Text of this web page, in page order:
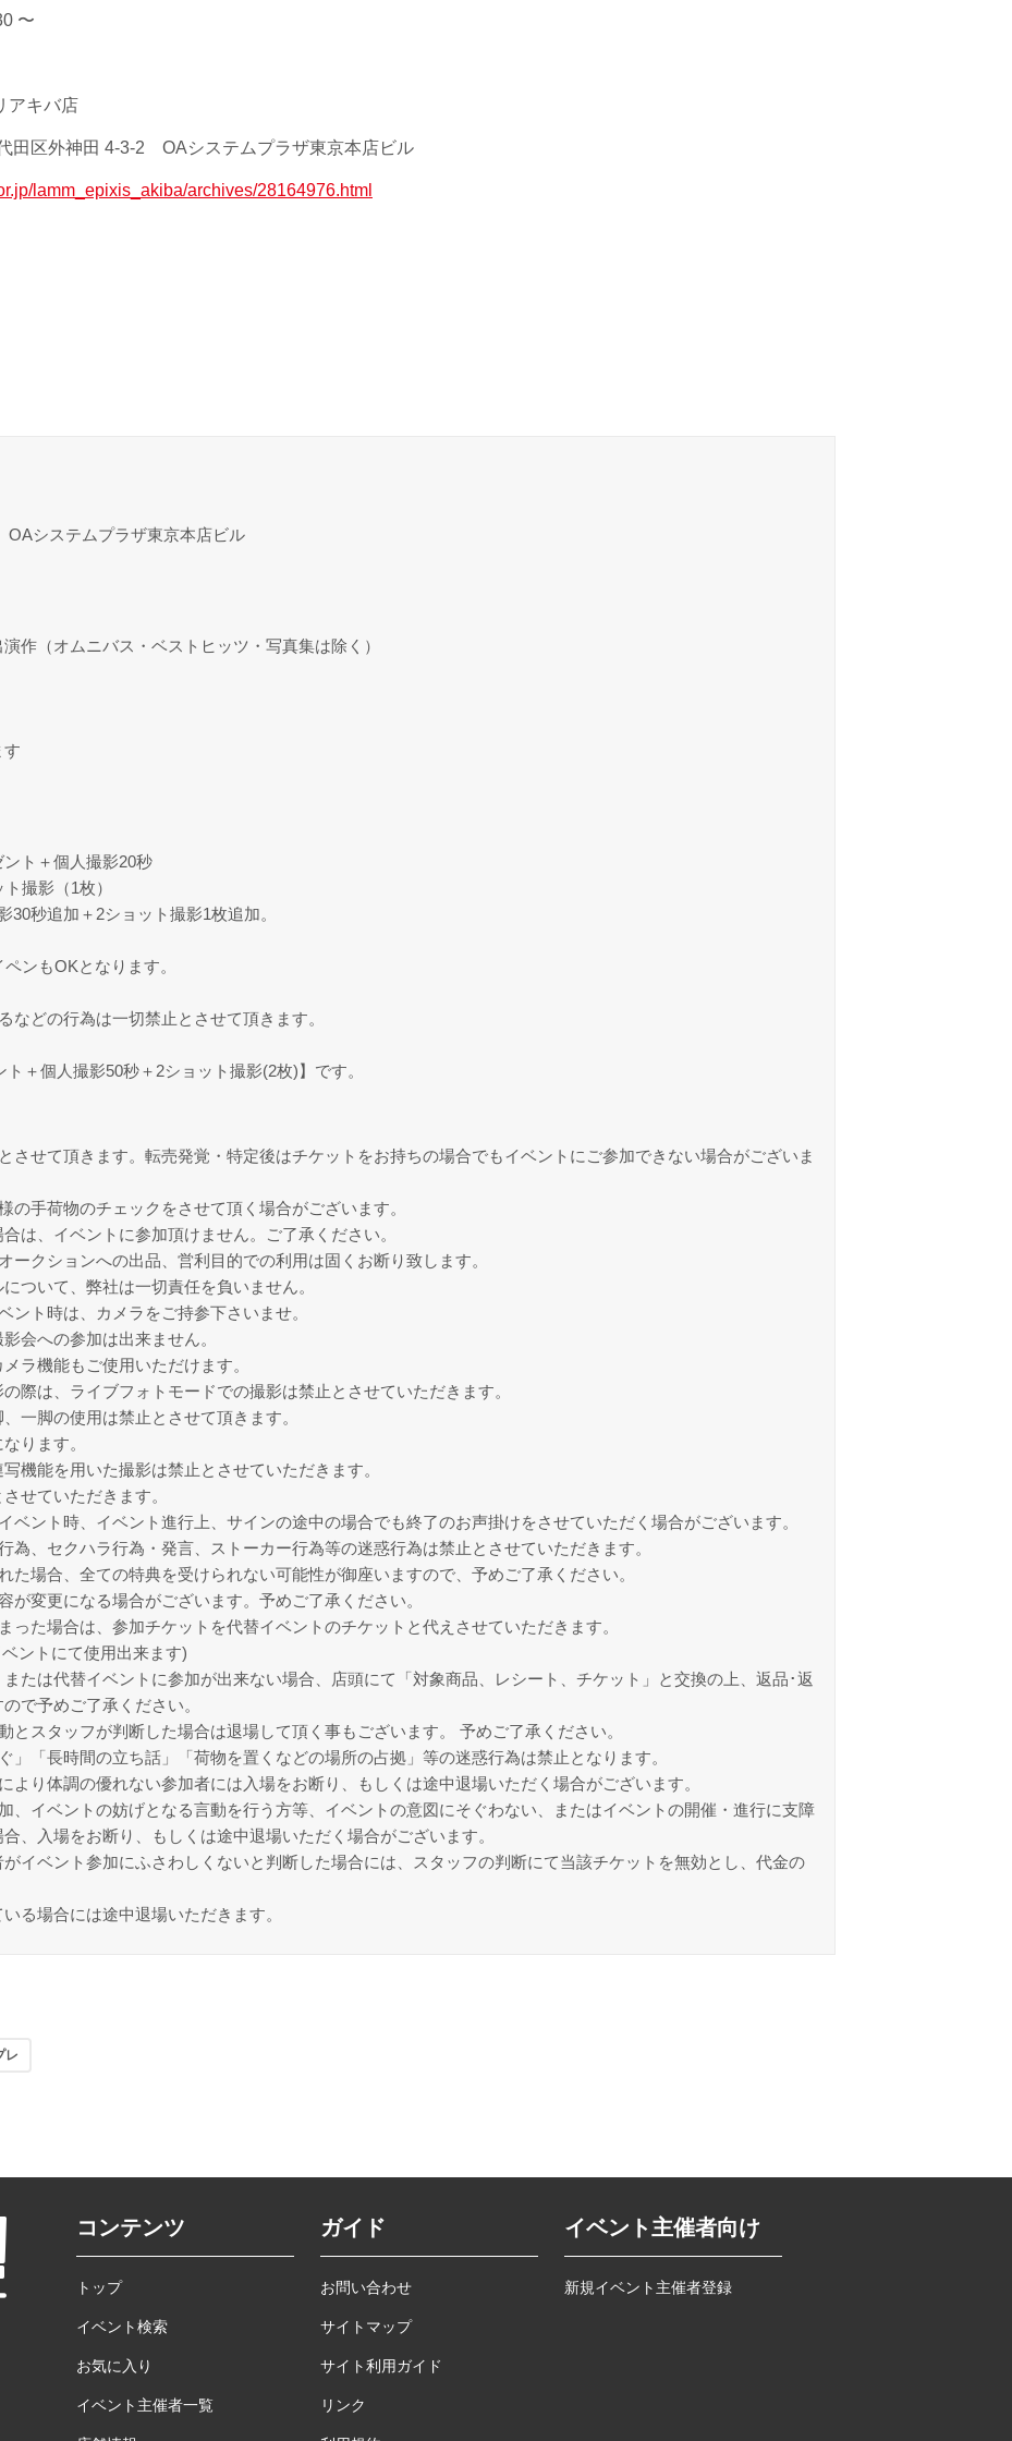
〜
アキバ店
田区外神田 4-3-2 OAシステムプラザ東京本店ビル
lamm_epixis_akiba/archives/28164976.html
システムプラザ東京本店ビル
作（オムニバス・ベストヒッツ・写真集は除く）
す
ント＋個人撮影20秒
撮影（1枚）
30秒追加＋2ショット撮影1枚追加。
ンもOKとなります。
などの行為は一切禁止とさせて頂きます。
＋個人撮影50秒＋2ショット撮影(2枚)】です。
させて頂きます。転売発覚・特定後はチケットをお持ちの場合でもイベントにご参加できない場合がございま
の手荷物のチェックをさせて頂く場合がございます。
は、イベントに参加頂けません。ご了承ください。
ークションへの出品、営利目的での利用は固くお断り致します。
ついて、弊社は一切責任を負いません。
ント時は、カメラをご持参下さいませ。
会への参加は出来ません。
ラ機能もご使用いただけます。
際は、ライブフォトモードでの撮影は禁止とさせていただきます。
一脚の使用は禁止とさせて頂きます。
ります。
機能を用いた撮影は禁止とさせていただきます。
せていただきます。
ベント時、イベント進行上、サインの途中の場合でも終了のお声掛けをさせていただく場合がございます。
為、セクハラ行為・発言、ストーカー行為等の迷惑行為は禁止とさせていただきます。
た場合、全ての特典を受けられない可能性が御座いますので、予めご了承ください。
が変更になる場合がございます。予めご了承ください。
った場合は、参加チケットを代替イベントのチケットと代えさせていただきます。
ントにて使用出来ます)
たは代替イベントに参加が出来ない場合、店頭にて「対象商品、レシート、チケット」と交換の上、返品･返
で予めご了承ください。
とスタッフが判断した場合は退場して頂く事もございます。 予めご了承ください。
」「長時間の立ち話」「荷物を置くなどの場所の占拠」等の迷惑行為は禁止となります。
より体調の優れない参加者には入場をお断り、もしくは途中退場いただく場合がございます。
、イベントの妨げとなる言動を行う方等、イベントの意図にそぐわない、またはイベントの開催・進行に支障
、入場をお断り、もしくは途中退場いただく場合がございます。
がイベント参加にふさわしくないと判断した場合には、スタッフの判断にて当該チケットを無効とし、代金の
る場合には途中退場いただきます。
レ
コンテンツ
トップ
イベント検索
お気に入り
イベント主催者一覧
ガイド
お問い合わせ
サイトマップ
サイト利用ガイド
リンク
イベント主催者向け
新規イベント主催者登録